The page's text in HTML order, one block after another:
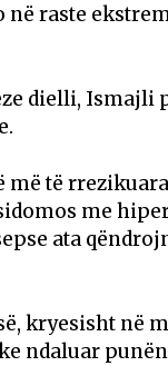
raste
dielli, Ismajli
më të
me
ata
kryesisht në
ndaluar punën